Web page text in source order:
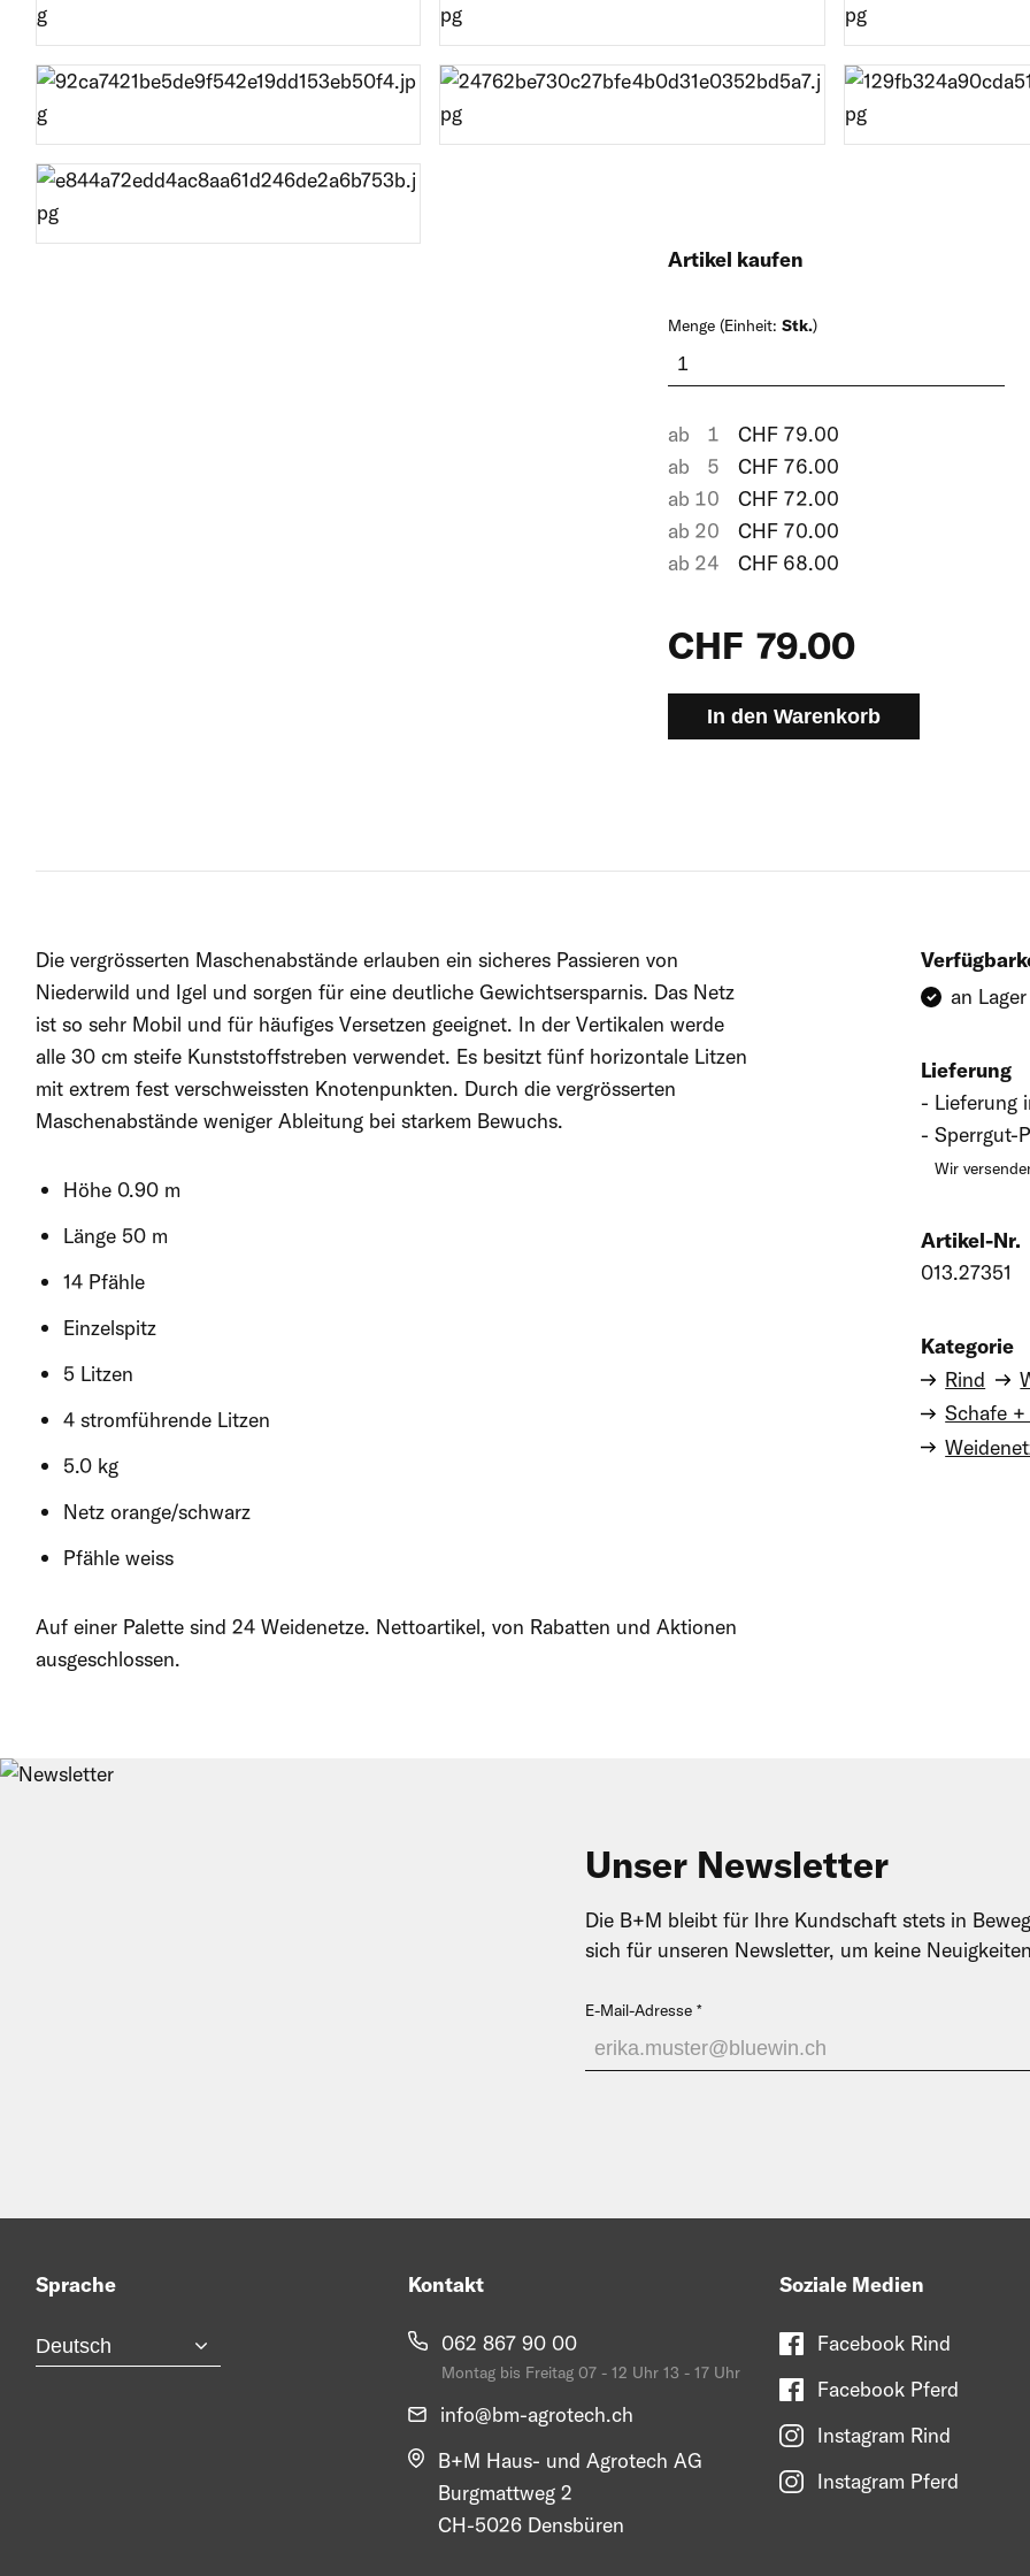
Windschutznetze
Artikel kaufen
Menge (Einheit: Stk.)
ab 1 CHF 79.00
ab
5 CHF 76.00
ab 10 CHF 72.00
ab 20 CHF 70.00
ab 24 CHF 68.00
CHF 79.00
In den Warenkorb
Die vergrösserten Maschenabstände erlauben ein sicheres Passieren von
Niederwild und Igel und sorgen für eine deutliche Gewichtsersparnis. Das Netz
ist so sehr Mobil und für häufiges Versetzen geeignet. In der Vertikalen werde
alle 30 cm steife Kunststoffstreben verwendet. Es besitzt fünf horizontale Litzen
mit extrem fest verschweissten Knotenpunkten. Durch die vergrösserten
Maschenabstände weniger Ableitung bei starkem Bewuchs.
Höhe 0.90 m
Länge 50 m
14 Pfähle
Einzelspitz
5 Litzen
4 stromführende Litzen
5.0 kg
Netz orange/schwarz
Pfähle weiss
Auf einer Palette sind 24 Weidenetze. Nettoartikel, von Rabatten und Aktionen
ausgeschlossen.
an Lager
Lieferung
Lieferung
Sperrgut-
Wir
Artikel-Nr.
013.27351
Kategorie
Rind
Schafe +
Unser Newsletter
Die B+M bleibt für Ihre Kundschaft stets in
sich für unseren Newsletter, um keine
E-Mail-Adresse
Sprache Kontakt
062 867 90 00
Montag bis Freitag 07 - 12 Uhr 13 - 17 Uhr
info@bm-agrotech.ch
B+M Haus- und Agrotech AG
Burgmattweg 2
CH-5026 Densbüren
Soziale Medien
Facebook Rind
Facebook Pferd
Instagram Rind
Instagram Pferd